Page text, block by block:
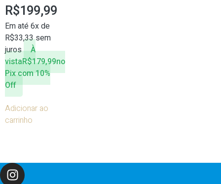
R$199,99
Em até 6x de
R$33,33sem
juros
À
vistaR$179,99no
Pix com 10%
Off
Adicionar ao
carrinho